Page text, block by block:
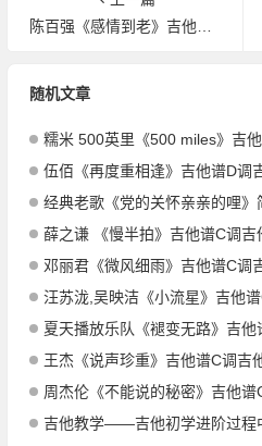
陈百强《感情到老》吉他谱C调吉他弹唱谱
随机文章
糯米 500英里《500 miles》吉
伍佰《再度重相逢》吉他谱D调
经典老歌《党的关怀亲亲的哩
薛之谦 《慢半拍》吉他谱C调吉
邓丽君《微风细雨》吉他谱C调
汪苏泷,吴映洁《小流星》吉他
夏天播放乐队《褪变无路》吉
王杰《说声珍重》吉他谱C调吉
周杰伦《不能说的秘密》吉他
吉他教学——吉他初学进阶过程